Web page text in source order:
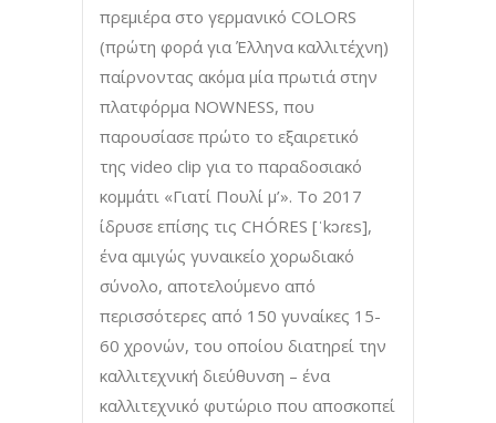
πρεμιέρα στο γερμανικό COLORS
(πρώτη φορά για Έλληνα καλλιτέχνη)
παίρνοντας ακόμα μία πρωτιά στην
πλατφόρμα NOWNESS, που
παρουσίασε πρώτο το εξαιρετικό
της video clip για το παραδοσιακό
κομμάτι «Γιατί Πουλί μ’». Το 2017
ίδρυσε επίσης τις CHÓRES [ˈkɔɾɛs],
ένα αμιγώς γυναικείο χορωδιακό
σύνολο, αποτελούμενο από
περισσότερες από 150 γυναίκες 15-
60 χρονών, του οποίου διατηρεί την
καλλιτεχνική διεύθυνση – ένα
καλλιτεχνικό φυτώριο που αποσκοπεί